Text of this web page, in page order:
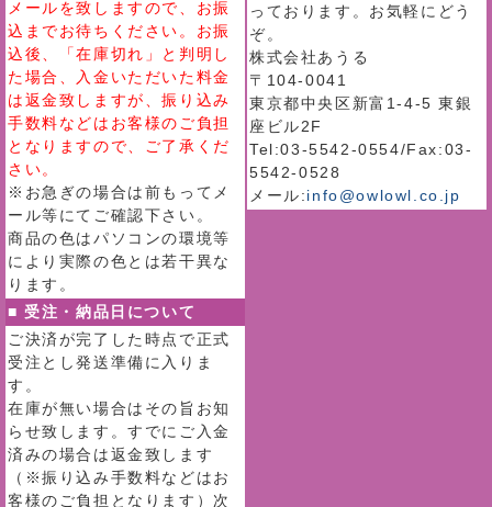
メールを致しますので、お振
込までお待ちください。お振
込後、「在庫切れ」と判明し
た場合、入金いただいた料金
は返金致しますが、振り込み
手数料などはお客様のご負担
となりますので、ご了承くだ
さい。
※お急ぎの場合は前もってメ
ール等にてご確認下さい。
商品の色はパソコンの環境等
により実際の色とは若干異な
ります。
■ 受注・納品日について
ご決済が完了した時点で正式
受注とし発送準備に入りま
す。
在庫が無い場合はその旨お知
らせ致します。すでにご入金
済みの場合は返金致します
（※振り込み手数料などはお
客様のご負担となります）次
っております。お気軽にどう
ぞ。
株式会社あうる
〒104-0041
東京都中央区新富1-4-5 東銀
座ビル2F
Tel:03-5542-0554/Fax:03-
5542-0528
メール:info@owlowl.co.jp